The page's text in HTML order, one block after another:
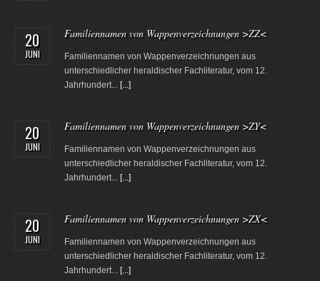
20
JUNI
Familiennamen von Wappenverzeichnungen >ZZ<
Familiennamen von Wappenverzeichnungen aus
unterschiedlicher heraldischer Fachliteratur, vom 12.
Jahrhundert... [...]
20
JUNI
Familiennamen von Wappenverzeichnungen >ZY<
Familiennamen von Wappenverzeichnungen aus
unterschiedlicher heraldischer Fachliteratur, vom 12.
Jahrhundert... [...]
20
JUNI
Familiennamen von Wappenverzeichnungen >ZX<
Familiennamen von Wappenverzeichnungen aus
unterschiedlicher heraldischer Fachliteratur, vom 12.
Jahrhundert... [...]